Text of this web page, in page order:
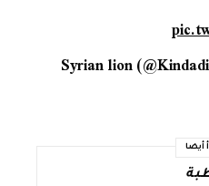
أيضا